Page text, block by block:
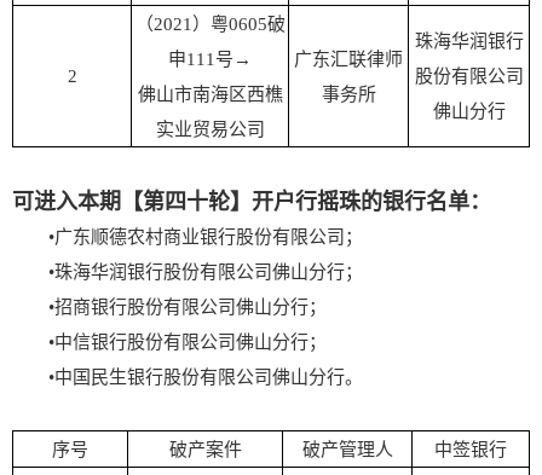
2
（2021）粤0605破
申111号→
佛山市南海区西樵
实业贸易公司
广东汇联律师
事务所
珠海华润银行
股份有限公司
佛山分行
可进入本期【第四十轮】开户行摇珠的银行名单：
•广东顺德农村商业银行股份有限公司；
•珠海华润银行股份有限公司佛山分行；
•招商银行股份有限公司佛山分行；
•中信银行股份有限公司佛山分行；
•中国民生银行股份有限公司佛山分行。
序号 破产案件 破产管理人 中签银行